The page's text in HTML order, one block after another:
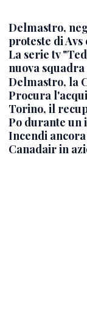
Delmastro,
proteste di Avs
La serie tv
nuova
Delmastro, la
Procura
Torino, il
Po durante un
Incendi
Canadair in